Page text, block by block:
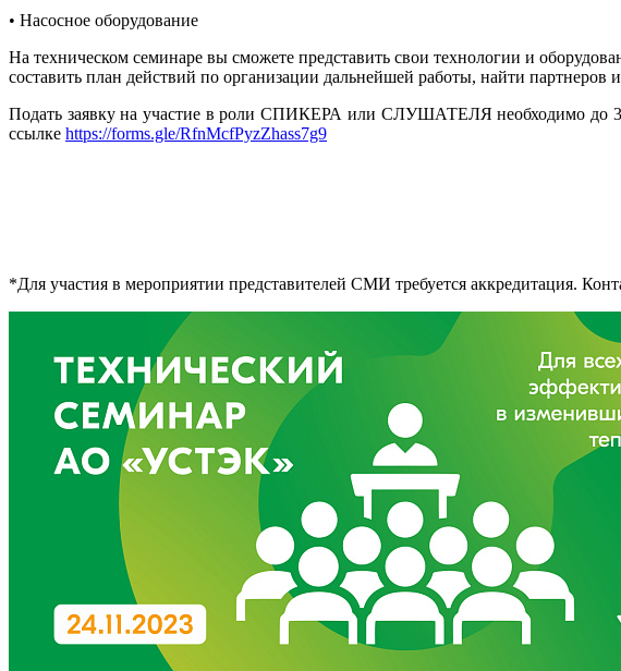
• Насосное оборудование
На техническом семинаре вы сможете представить свои технологии и
составить план действий по организации дальнейшей работы, найти партнеров
Подать заявку на участие в роли СПИКЕРА или СЛУШАТЕЛЯ необходимо до
ссылке https://forms.gle/RfnMcfPyzZhass7g9
*Для участия в мероприятии представителей СМИ требуется аккредитация.